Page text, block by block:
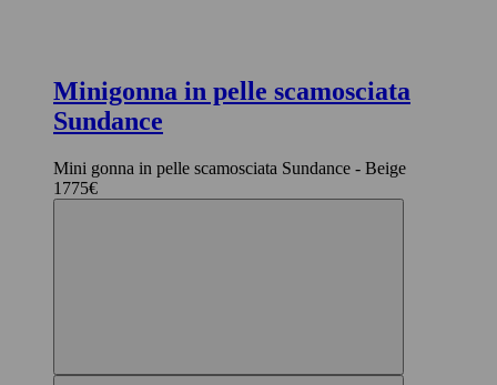
Minigonna in pelle scamosciata
Sundance
Mini gonna in pelle scamosciata Sundance - Beige
1775€